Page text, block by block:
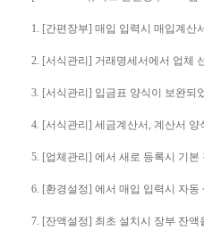
1. [간편장부] 매입 입력시 매입계산
2. [서식관리] 거래명세서에서 업체
3. [서식관리] 입금표 양식이 보완되
4. [서식관리] 세금계산서, 계산서 양
5. [업체관리] 에서 새로 등록시 기본
6. [환경설정] 에서 매입 입력시 자
7. [잔액설정] 최초 설치시 장부 잔